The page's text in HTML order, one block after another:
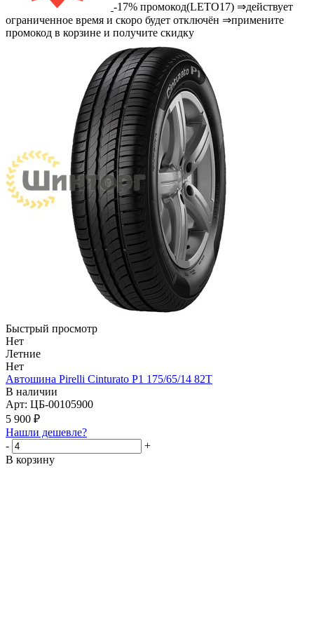
-17% промокод(LETO17) ⇒действует
ограниченное время и скоро будет отключён ⇒примените
промокод в корзине и получите скидку
Быстрый просмотр
Нет
Летние
Нет
Автошина Pirelli Cinturato P1 175/65/14 82T
В наличии
Арт: ЦБ-00105900
5 900 ₽
Нашли дешевле?
-
+
В корзину